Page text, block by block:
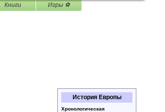
Книги Игры ⚽
История Европы
Хронологическая